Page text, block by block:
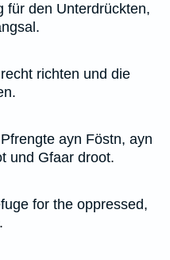
für den Unterdrückten,
richten und die
ayn Föstn, ayn
und Gfaar droot.
for the oppressed,